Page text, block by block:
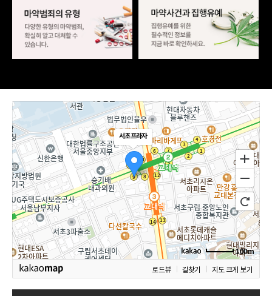
서초프라자
100m
로드뷰 길찾기 지도 크게 보기